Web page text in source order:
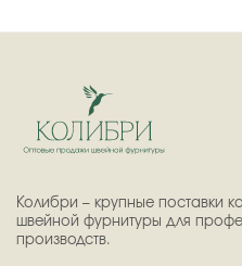
Колибри – крупные поставки
швейной фурнитуры для
производств.